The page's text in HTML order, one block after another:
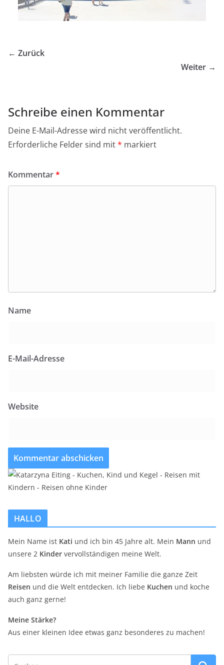
← Zurück
Weiter →
Schreibe einen Kommentar
Deine E-Mail-Adresse wird nicht veröffentlicht.
Erforderliche Felder sind mit* markiert
Kommentar*
Name
E-Mail-Adresse
Website
HALLO
Mein Name ist Kati und ich bin 45 Jahre alt. Mein Mann und
unsere 2 Kinder vervollständigen meine Welt.
Am liebsten würde ich mit meiner Familie die ganze Zeit
Reisen und die Welt entdecken. Ich liebe Kuchen und koche
auch ganz gerne!
Meine Stärke?
Aus einer kleinen Idee etwas ganz besonderes zu machen!